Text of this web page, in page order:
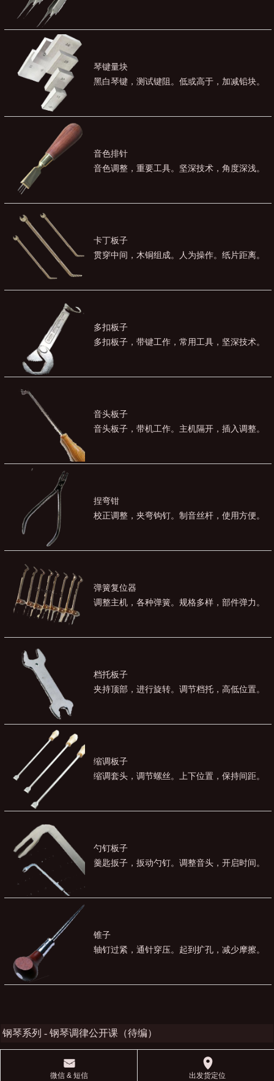
琴键量块
黑白琴键，测试键阻。低或高于，加减铅块。
音色排针
音色调整，重要工具。坚深技术，角度深浅。
卡丁板子
贯穿中间，木铜组成。人为操作。纸片距离。
多扣板子
多扣板子，带键工作，常用工具，坚深技术。
音头板子
音头板子，带机工作。主机隔开，插入调整。
捏弯钳
校正调整，夹弯钩钉。制音丝杆，使用方便。
弹簧复位器
调整主机，各种弹簧。规格多样，部件弹力。
档托板子
夹持顶部，进行旋转。调节档托，高低位置。
缩调板子
缩调套头，调节螺丝。上下位置，保持间距。
勺钉板子
羹匙扳子，扳动勺钉。调整音头，开启时间。
锥子
轴钉过紧，通针穿压。起到扩孔，减少摩擦。
钢琴系列 - 钢琴调律公开课（待编）
󰄸
微信 & 短信
󰅊
出发货定位